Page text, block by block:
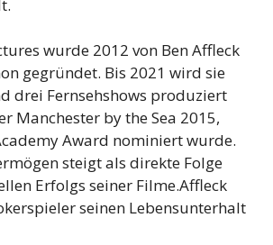
wurde 2012 von Ben Affleck
gegründet. Bis 2021 wird sie
drei Fernsehshows produziert
Manchester by the Sea 2015,
Award nominiert wurde.
steigt als direkte Folge
Erfolgs seiner Filme.Affleck
seinen Lebensunterhalt